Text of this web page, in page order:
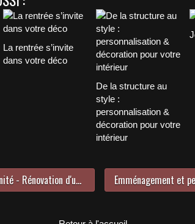
La rentrée s’invite
dans votre déco
De la structure au
style :
personnalisation &
décoration pour votre
intérieur
Tendance & Modernité - Rénovation d'une salle de bains